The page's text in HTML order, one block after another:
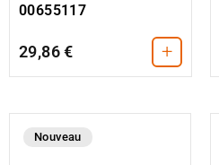
00655117
29,86 € +
Nouveau